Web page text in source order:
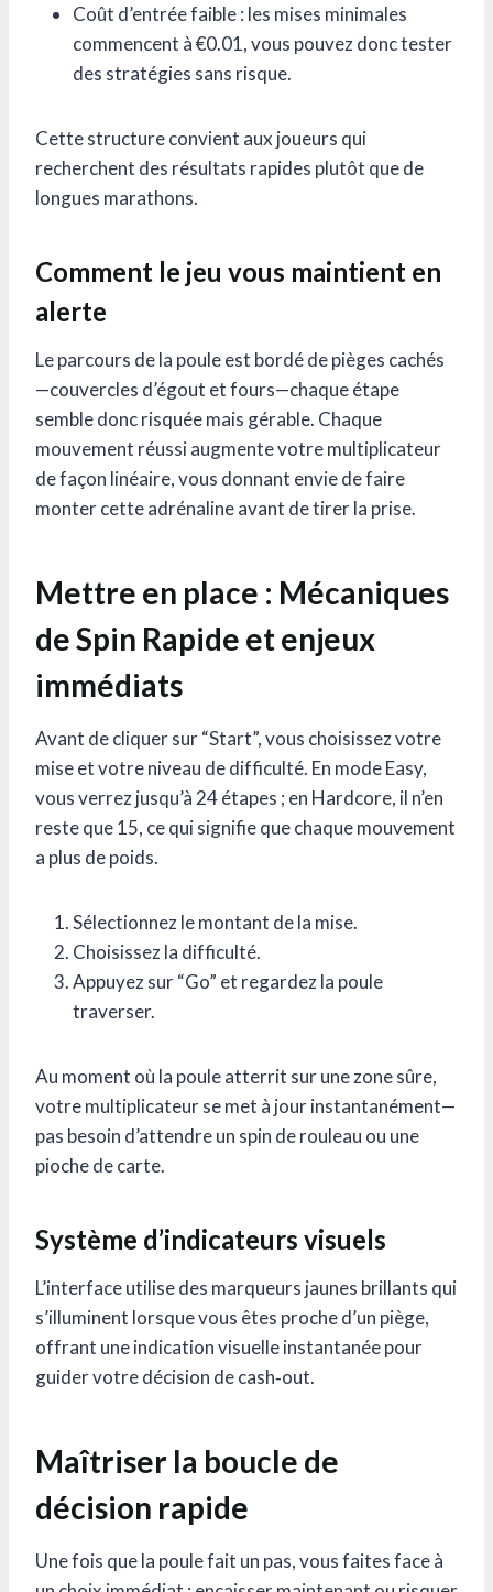
Coût d’entrée faible : les mises minimales
commencent à €0.01, vous pouvez donc tester
des stratégies sans risque.
Cette structure convient aux joueurs qui
recherchent des résultats rapides plutôt que de
longues marathons.
Comment le jeu vous maintient en
alerte
Le parcours de la poule est bordé de pièges cachés
—couvercles d’égout et fours—chaque étape
semble donc risquée mais gérable. Chaque
mouvement réussi augmente votre multiplicateur
de façon linéaire, vous donnant envie de faire
monter cette adrénaline avant de tirer la prise.
Mettre en place : Mécaniques
de Spin Rapide et enjeux
immédiats
Avant de cliquer sur “Start”, vous choisissez votre
mise et votre niveau de difficulté. En mode Easy,
vous verrez jusqu’à 24 étapes ; en Hardcore, il n’en
reste que 15, ce qui signifie que chaque mouvement
a plus de poids.
Sélectionnez le montant de la mise.
Choisissez la difficulté.
Appuyez sur “Go” et regardez la poule
traverser.
Au moment où la poule atterrit sur une zone sûre,
votre multiplicateur se met à jour instantanément—
pas besoin d’attendre un spin de rouleau ou une
pioche de carte.
Système d’indicateurs visuels
L’interface utilise des marqueurs jaunes brillants qui
s’illuminent lorsque vous êtes proche d’un piège,
offrant une indication visuelle instantanée pour
guider votre décision de cash‑out.
Maîtriser la boucle de
décision rapide
Une fois que la poule fait un pas, vous faites face à